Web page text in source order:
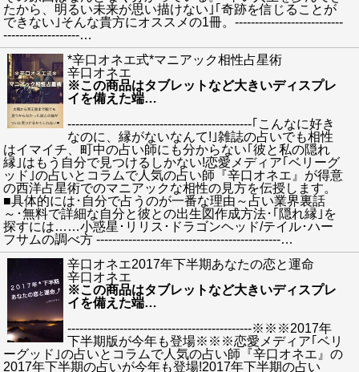
たから、明るい未来が思い描けない｣｢奇跡を信じることが
できない｣そんな貴方にオススメの1冊。---------------------------
-------------------…
*辛口オネエ式*マニアック相性占星術
辛口オネエ
※この商品はタブレットなど大きいディスプレ
イを備えた端…
----------------------------------------------｢こんなに好き
なのに、縁がないなんて!｣雑誌の占いでも相性
はイマイチ、町中の占い師にも分からない｢彼と私の隠れ
縁｣はもう自分で見つけるしかない!恋愛メディア｢ベリーグ
ッド｣の占いとコラムで人気の占い師『辛口オネエ』が得意
の西洋占星術でのマニアックな相性の見方を伝授します。
■具体的には･自分で占うのが一番な理由～占い業界裏話
～･無料で詳細な自分と彼との出生図作成方法･｢隠れ縁｣を
探すには……小惑星･リリス･ドラゴンヘッド/テイル･ハー
フサムの調べ方 ----------------------------------------------…
辛口オネエ2017年下半期あなたの恋と運命
辛口オネエ
※この商品はタブレットなど大きいディスプレ
イを備えた端…
----------------------------------------------※※※2017年
下半期版が今年も登場※※※恋愛メディア｢ベリ
ーグッド｣の占いとコラムで人気の占い師『辛口オネエ』の
2017年下半期の占いが今年も登場!2017年下半期の占い